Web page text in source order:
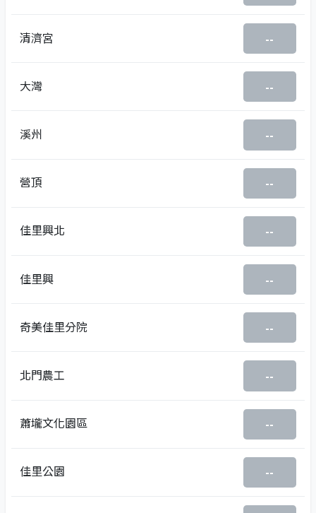
清濟宮 --
大灣 --
溪州 --
營頂 --
佳里興北 --
佳里興 --
奇美佳里分院 --
北門農工 --
蕭壠文化園區 --
佳里公園 --